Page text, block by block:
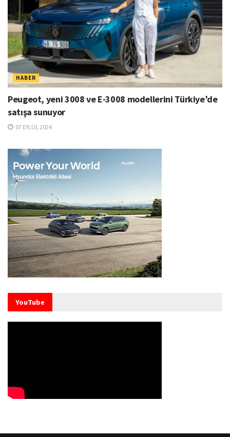
HABER
Peugeot, yeni 3008 ve E-3008 modellerini Türkiye’de
satışa sunuyor
07 EYLÜL 2024
YouTube